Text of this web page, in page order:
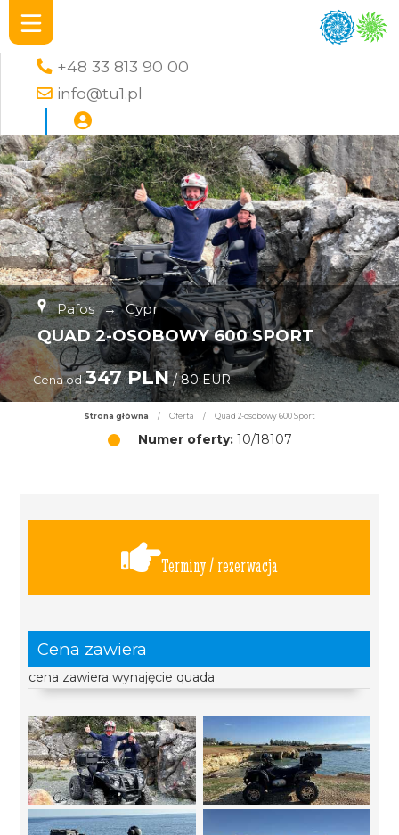
+48 33 813 90 00
info@tu1.pl
Pafos → Cypr
QUAD 2-OSOBOWY 600 SPORT
Cena od 347 PLN/ 80 EUR
Strona główna / Oferta / Quad 2-osobowy 600 Sport
Numer oferty:10/18107
Terminy / rezerwacja
Cena zawiera
cena zawiera wynajęcie quada